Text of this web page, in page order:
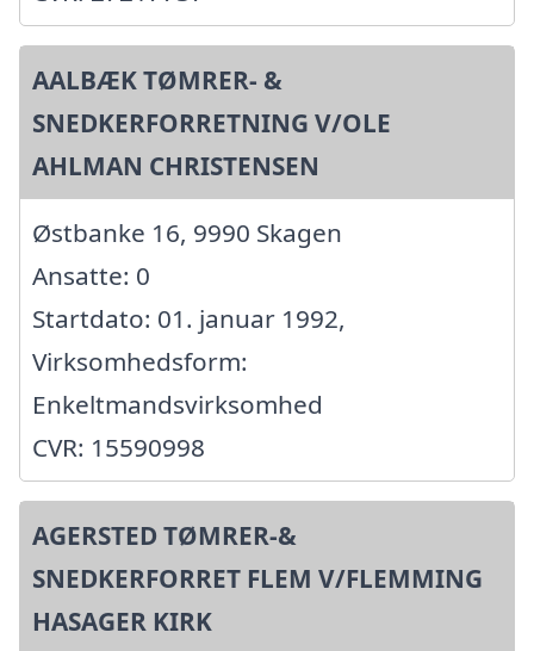
AALBÆK TØMRER- &
SNEDKERFORRETNING V/OLE
AHLMAN CHRISTENSEN
Østbanke 16, 9990 Skagen
Ansatte: 0
Startdato: 01. januar 1992,
Virksomhedsform:
Enkeltmandsvirksomhed
CVR: 15590998
AGERSTED TØMRER-&
SNEDKERFORRET FLEM V/FLEMMING
HASAGER KIRK